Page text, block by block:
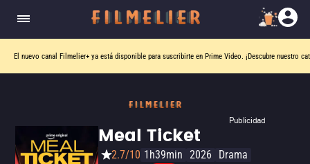
El nuevo canal Filmelier+ ya está disponible para suscribirte en Prime Video. ¡Descubre nuestro
Publicidad
Meal Ticket
2.7/10 1h39min 2026
Drama